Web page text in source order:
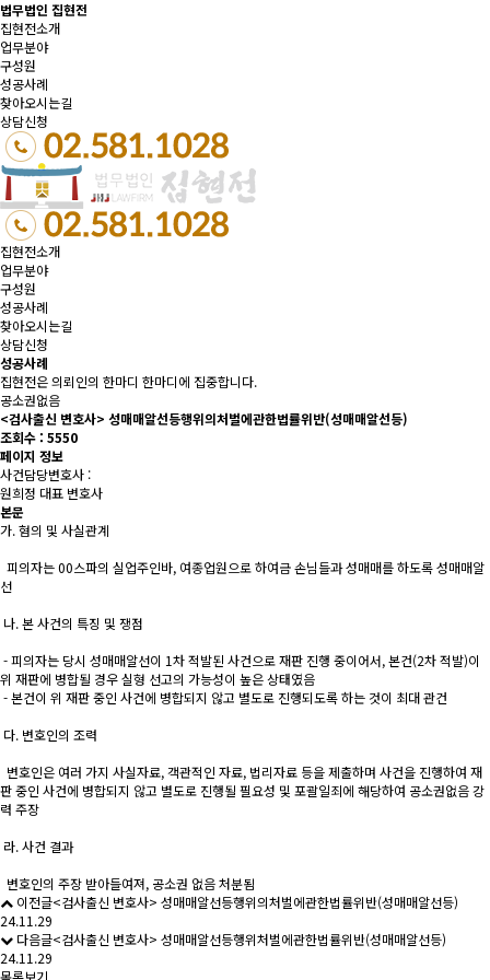
법무법인 집현전
집현전소개
업무분야
구성원
성공사례
찾아오시는길
상담신청
집현전소개
업무분야
구성원
성공사례
찾아오시는길
상담신청
성공사례
집현전은 의뢰인의 한마디 한마디에 집중합니다.
공소권없음
<검사출신 변호사> 성매매알선등행위의처벌에관한법률위반(성매매알선등)
조회수 : 5550
페이지 정보
사건담당변호사 :
원희정 대표 변호사
본문
가. 혐의 및 사실관계
피의자는 00스파의 실업주인바, 여종업원으로 하여금 손님들과 성매매를 하도록 성매매알
선
나. 본 사건의 특징 및 쟁점
- 피의자는 당시 성매매알선이 1차 적발된 사건으로 재판 진행 중이어서, 본건(2차 적발)이
위 재판에 병합될 경우 실형 선고의 가능성이 높은 상태였음
- 본건이 위 재판 중인 사건에 병합되지 않고 별도로 진행되도록 하는 것이 최대 관건
다. 변호인의 조력
변호인은 여러 가지 사실자료, 객관적인 자료, 법리자료 등을 제출하며 사건을 진행하여 재
판 중인 사건에 병합되지 않고 별도로 진행될 필요성 및 포괄일죄에 해당하여 공소권없음 강
력 주장
라. 사건 결과
변호인의 주장 받아들여져, 공소권 없음 처분됨
이전글<검사출신 변호사> 성매매알선등행위의처벌에관한법률위반(성매매알선등)
24.11.29
다음글<검사출신 변호사> 성매매알선등행위처벌에관한법률위반(성매매알선등)
24.11.29
목록보기